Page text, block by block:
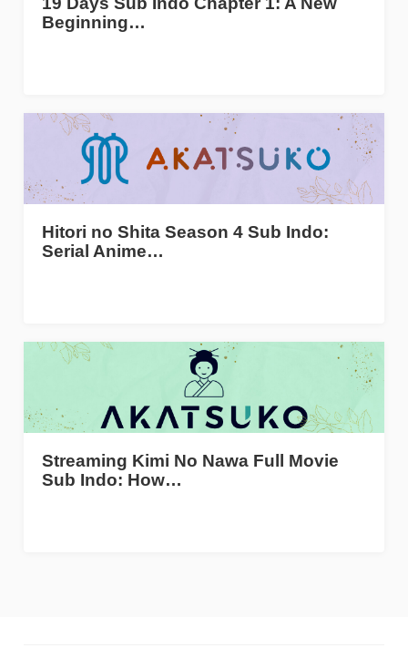
Beginning…
Hitori no Shita Season 4 Sub Indo:
Serial Anime…
Streaming Kimi No Nawa Full Movie
Sub Indo: How…